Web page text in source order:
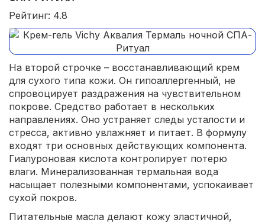
Рейтинг: 4.8
На второй строчке – восстанавливающий крем
для сухого типа кожи. Он гипоаллергенный, не
спровоцирует раздражения на чувствительном
покрове. Средство работает в нескольких
направлениях. Оно устраняет следы усталости и
стресса, активно увлажняет и питает. В формулу
входят три основных действующих компонента.
Гиалуроновая кислота контролирует потерю
влаги. Минерализованная термальная вода
насыщает полезными компонентами, успокаивает
сухой покров.
Питательные масла делают кожу эластичной,